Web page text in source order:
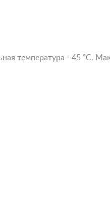
температура - 45 °С.